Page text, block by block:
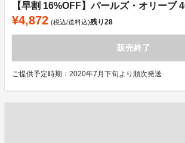
【早割 16%OFF】パールズ・オリーブ
¥4,872 (税込/送料込)残り28
販売終了
ご提供予定時期：2020年7月下旬より順次発送